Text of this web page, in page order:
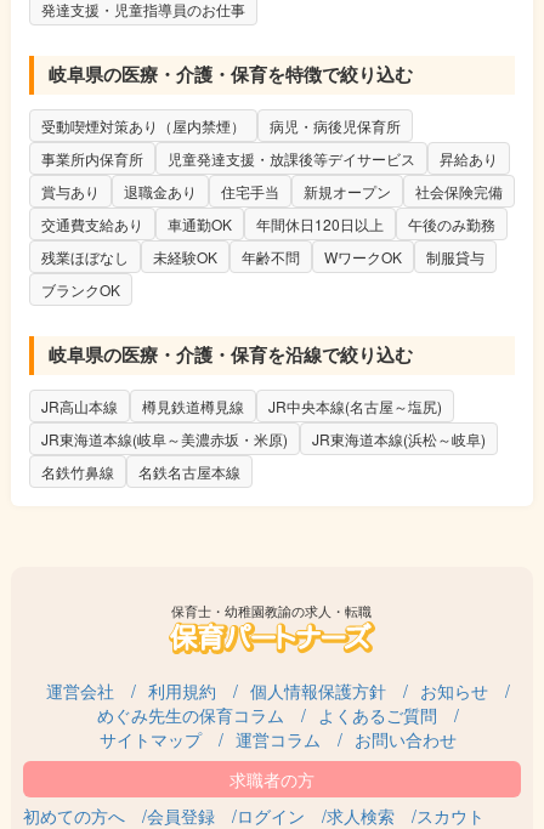
発達支援・児童指導員のお仕事
岐阜県の医療・介護・保育を特徴で絞り込む
受動喫煙対策あり（屋内禁煙）
病児・病後児保育所
事業所内保育所
児童発達支援・放課後等デイサービス
昇給あり
賞与あり
退職金あり 住宅手当 新規オープン
社会保険完備
交通費支給あり
車通勤OK 年間休日120日以上
午後のみ勤務
残業ほぼなし
未経験OK 年齢不問 WワークOK
制服貸与
ブランクOK
岐阜県の医療・介護・保育を沿線で絞り込む
JR高山本線 樽見鉄道樽見線
JR中央本線(名古屋～塩尻)
JR東海道本線(岐阜～美濃赤坂・米原)
JR東海道本線(浜松～岐阜)
名鉄竹鼻線
名鉄名古屋本線
保育士・幼稚園教諭の求人・転職
運営会社 利用規約 個人情報保護方針
お知らせ
めぐみ先生の保育コラム
よくあるご質問
サイトマップ
運営コラム お問い合わせ
初めての方へ 会員登録 ログイン 求人検索 スカウト